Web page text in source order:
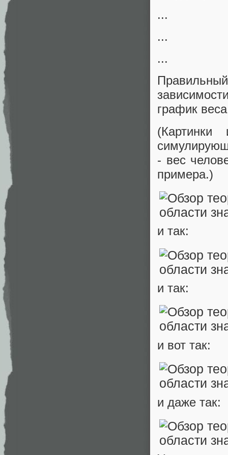
...
...
...
график
- вес
примера.)
и так:
и так:
и вот так:
и даже так: